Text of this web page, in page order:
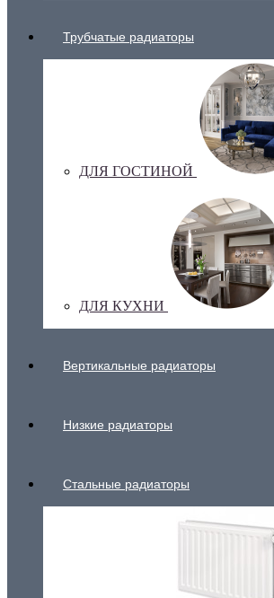
Трубчатые радиаторы
ДЛЯ ГОСТИНОЙ
ДЛЯ КУХНИ
Вертикальные радиаторы
Низкие радиаторы
Стальные радиаторы